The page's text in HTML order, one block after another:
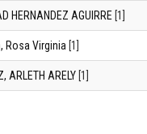
HERNANDEZ AGUIRRE [1]
Rosa Virginia [1]
ARLETH ARELY [1]